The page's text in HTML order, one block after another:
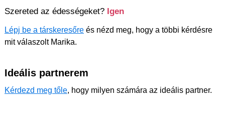
Szereted az édességeket? Igen
Lépj be a társkeresőre és nézd meg, hogy a többi kérdésre
mit válaszolt Marika.
Ideális partnerem
Kérdezd meg tőle, hogy milyen számára az ideális partner.